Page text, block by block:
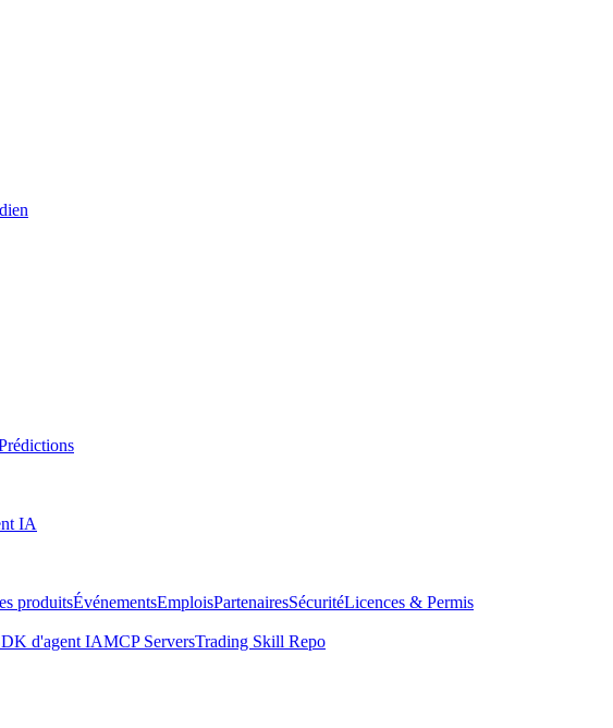
IA
produitsÉvénementsEmploisPartenairesSécuritéLicences & Permis
d'agent IAMCP ServersTrading Skill Repo